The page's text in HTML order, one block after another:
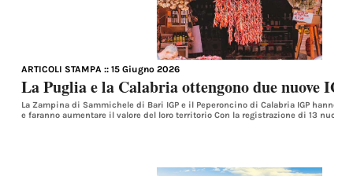
ARTICOLI STAMPA :: 15 Giugno 2026
La Puglia e la Calabria ottengono due nuove IGP
La Zampina di Sammichele di Bari IGP e il Peperoncino di Calabria IGP hanno
e faranno aumentare il valore del loro territorio Con la registrazione di 13 nuove